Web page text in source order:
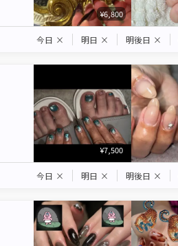
¥6,800
今日 × 明日 × 明後日 ×
¥7,500
今日 × 明日 × 明後日 ×